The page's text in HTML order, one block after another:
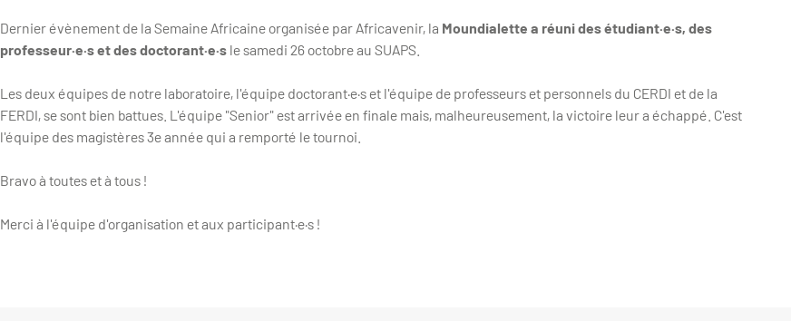
Dernier évènement de la Semaine Africaine organisée par Africavenir, la Moundialette a réuni des étudiant·e·s, des
professeur·e·s et des doctorant·e·sle samedi 26 octobre au SUAPS.
Les deux équipes de notre laboratoire, l'équipe doctorant·e·s et l'équipe de professeurs et personnels du CERDI et de la
FERDI, se sont bien battues. L'équipe "Senior" est arrivée en finale mais, malheureusement, la victoire leur a échappé. C'est
l'équipe des magistères 3e année qui a remporté le tournoi.
Bravo à toutes et à tous !
Merci à l'équipe d'organisation et aux participant·e·s !